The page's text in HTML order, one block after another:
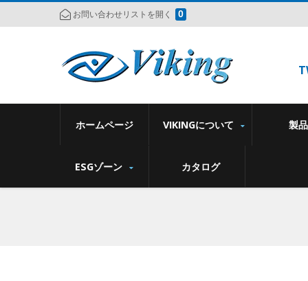
お問い合わせリストを開く 0
ホームページ VIKINGについて 製品
ESGゾーン カタログ